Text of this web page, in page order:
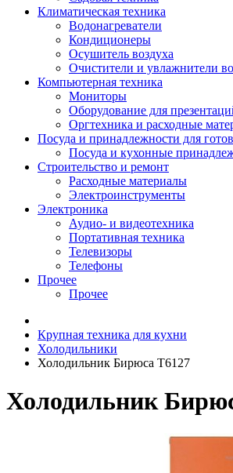
Климатическая техника
Водонагреватели
Кондиционеры
Осушитель воздуха
Очистители и увлажнители
Компьютерная техника
Мониторы
Оборудование для
Оргтехника и расходные
Посуда и принадлежности для
Посуда и кухонные
Строительство и ремонт
Расходные материалы
Электроинструменты
Электроника
Аудио- и видеотехника
Портативная техника
Телевизоры
Телефоны
Прочее
Прочее
Крупная техника для кухни
Холодильники
Холодильник Бирюса T6127
Холодильник